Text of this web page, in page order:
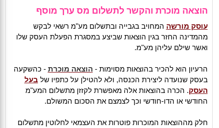
הוצאה מוכרת והקשר לתשלום מס ערך מוסף
עוסק מורשה המחויב בגבייה ובתשלום מע"מ רשאי לבקש
מהמדינה החזר בגין הוצאות שביצע במסגרת הפעלת העסק שלו
ואשר שילם עליהן מע"מ.
הרעיון הוא להכיר בהוצאות מסוימות - הוצאה מוכרת - כהשקעה
בעסק שנועדה ליצירת הכנסה, ולא להטילן על כתפיו של בעל
העסק. הכרה בהוצאות אלה מאפשרת לקזזן מתשלום המע"מ
החודשי או הדו-חודשי וכך לצמצם את הסכום המשולם.
חלק מההוצאות המוכרות פוטרות את העצמאי לחלוטין מתשלום